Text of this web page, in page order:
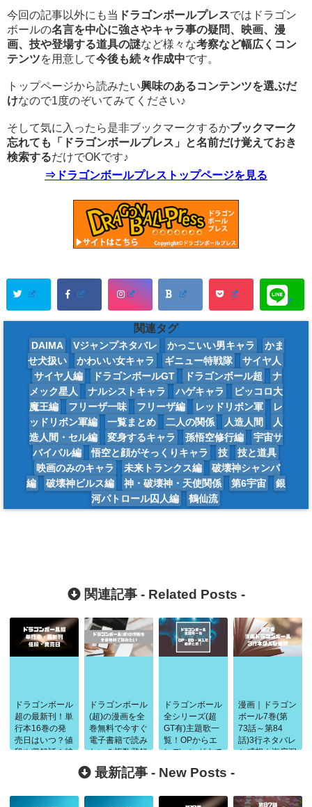
今回の記事以外にも当 ドラゴンボールプレスではドラゴン
ボールの名言を中心に強さやキャラ事の疑問、映画、漫
画、技や登場する道具の謎など様々な考察など幅広くコン
テンツを用意して今後も続々作成中です。
トップページから読みたい興味のあるコンテンツを選ぶだ
けなので1度のぞいてみてください♪
そして気に入ったら是非ブックマークするかブックマーク
忘れても「ドラゴンボールプレス」と名前だけ覚えておき
検索するだけでOKです♪
⇒ドラゴンボールプレストップページを見る
関連タグ
DAIMA Vジャンプネタバレ かっこいい男キャラ
かま
せ犬扱い
かわいい女キャラ ギニュー特戦隊
サイヤ人
サイヤ人編
ドラゴンボールGT ドラゴンボール超
ナ
メック星人
ナルシストキャラ ハゲキャラ
ピッコロ大
魔王編
フリーザ一味 フリーザ編 レッドリボン軍
レ
ッドリボン軍編
一覧まとめ 二人の関係 人造人間
人
造人間・セル編
変身するキャラ 孫悟空修行編
宇宙サ
バイバル編
悟空と顔がそっくりキャラ 技
技と道具
映画のみのキャラ
未来トランクス編
破壊神シャンパ
編
破壊神ビルス編 神・破壊神・天使関係 第6宇宙
銀
河パトロール囚人編
鶴仙流
関連記事 - Related Posts -
ドラゴンボール
超の最新刊！単
行本16巻の発
売日はいつ？値
段や収録話！特
ドラゴンボール
(超)の漫画を全
巻無料で今すぐ
電子書籍で読み
たい？複数登録
でお得になる
ドラゴンボール
全シリーズ(超
GT有)主題歌一
覧！OPからエ
ンディングまで
漫画｜ドラゴン
ボール7巻(第
73話～第84
話)3行ネタバレ
と感想｜海底洞
最新記事 - New Posts -